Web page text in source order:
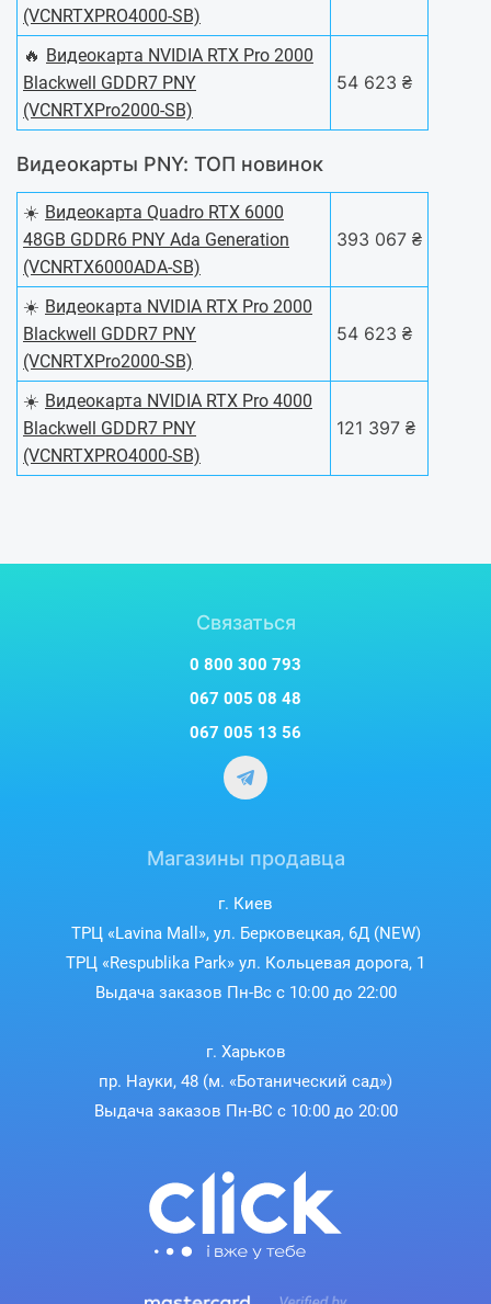
(VCNRTXPRO4000-SB)
🔥 Видеокарта NVIDIA RTX Pro 2000
Blackwell GDDR7 PNY
(VCNRTXPro2000-SB)
54 623 ₴
Видеокарты PNY: ТОП новинок
☀️ Видеокарта Quadro RTX 6000
48GB GDDR6 PNY Ada Generation
(VCNRTX6000ADA-SB)
393 067 ₴
☀️ Видеокарта NVIDIA RTX Pro 2000
Blackwell GDDR7 PNY
(VCNRTXPro2000-SB)
54 623 ₴
☀️ Видеокарта NVIDIA RTX Pro 4000
Blackwell GDDR7 PNY
(VCNRTXPRO4000-SB)
121 397 ₴
Связаться
0 800 300 793
067 005 08 48
067 005 13 56
Магазины продавца
г. Киев
ТРЦ «Lavina Mall», ул. Берковецкая, 6Д (NEW)
ТРЦ «Respublika Park» ул. Кольцевая дорога, 1
Выдача заказов Пн-Вс с 10:00 до 22:00
г. Харьков
пр. Науки, 48 (м. «Ботанический сад»)
Выдача заказов Пн-ВС с 10:00 до 20:00